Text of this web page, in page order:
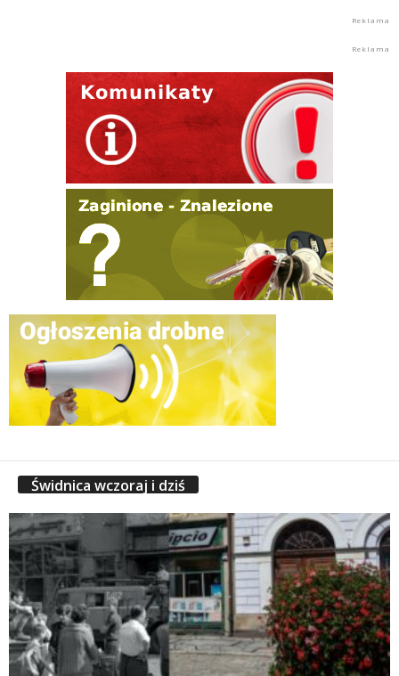
Świdnica wczoraj i dziś